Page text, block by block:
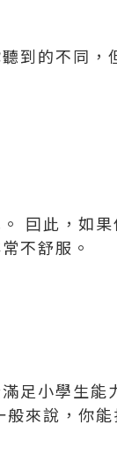
到的不同
囙此，如
不舒服。
足小學生
來說，你